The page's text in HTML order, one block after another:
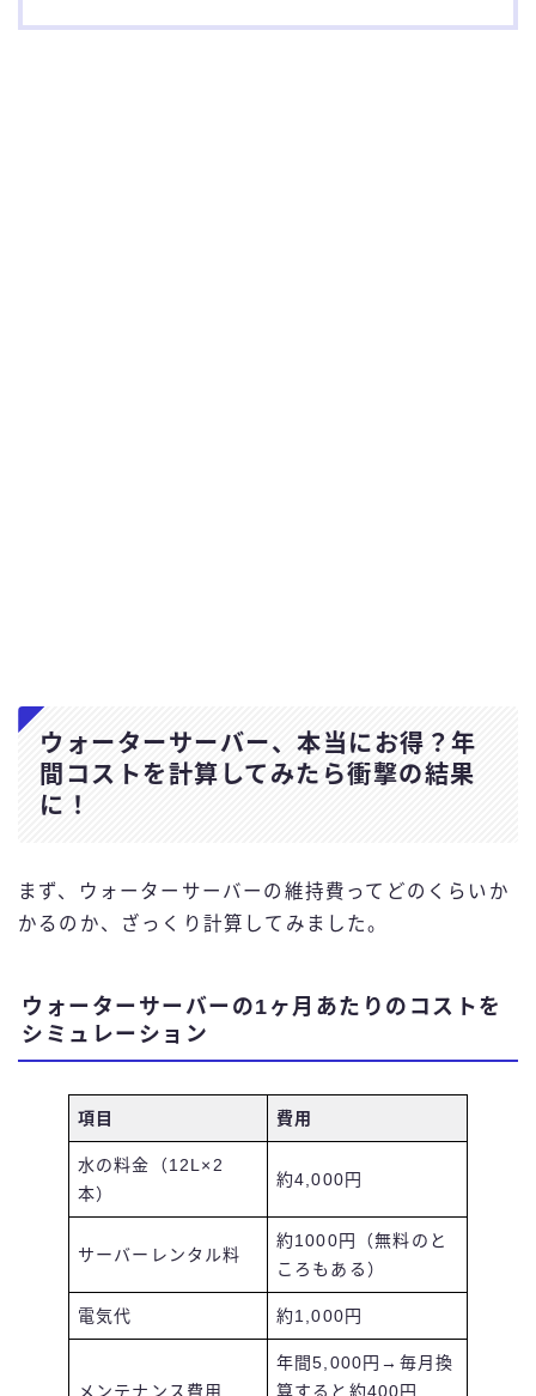
ウォーターサーバー、本当にお得？年
間コストを計算してみたら衝撃の結果
に！
まず、ウォーターサーバーの維持費ってどのくらいか
かるのか、ざっくり計算してみました。
ウォーターサーバーの1ヶ月あたりのコストを
シミュレーション
項目 費用
水の料金（12L×2
本）
約4,000円
サーバーレンタル料
約1000円（無料のと
ころもある）
電気代 約1,000円
メンテナンス費用
年間5,000円→毎月換
算すると約400円